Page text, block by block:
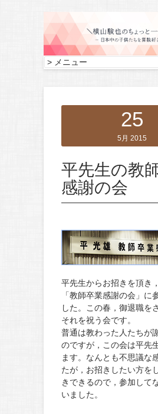
25
5月 2015
平先生の教
感謝の会
平先生からお招きを頂き
「教師卒業感謝の会」に
した。この春，御退職を
それを祝う会です。
普通は教わった人たちが
のですが，この会は平先
ます。なんとも不思議な
たが，お招きしたい方を
きできるので，参加して
いました。